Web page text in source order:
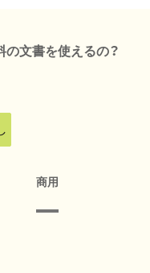
文書を使えるの？
商用